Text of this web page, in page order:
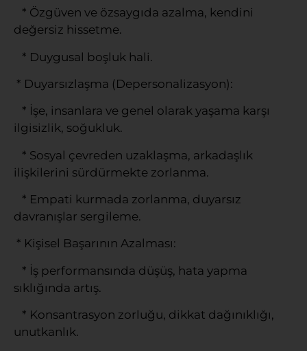
* Özgüven ve özsaygıda azalma, kendini
değersiz hissetme.
* Duygusal boşluk hali.
* Duyarsızlaşma (Depersonalizasyon):
* İşe, insanlara ve genel olarak yaşama karşı
ilgisizlik, soğukluk.
* Sosyal çevreden uzaklaşma, arkadaşlık
ilişkilerini sürdürmekte zorlanma.
* Empati kurmada zorlanma, duyarsız
davranışlar sergileme.
* Kişisel Başarının Azalması:
* İş performansında düşüş, hata yapma
sıklığında artış.
* Konsantrasyon zorluğu, dikkat dağınıklığı,
unutkanlık.